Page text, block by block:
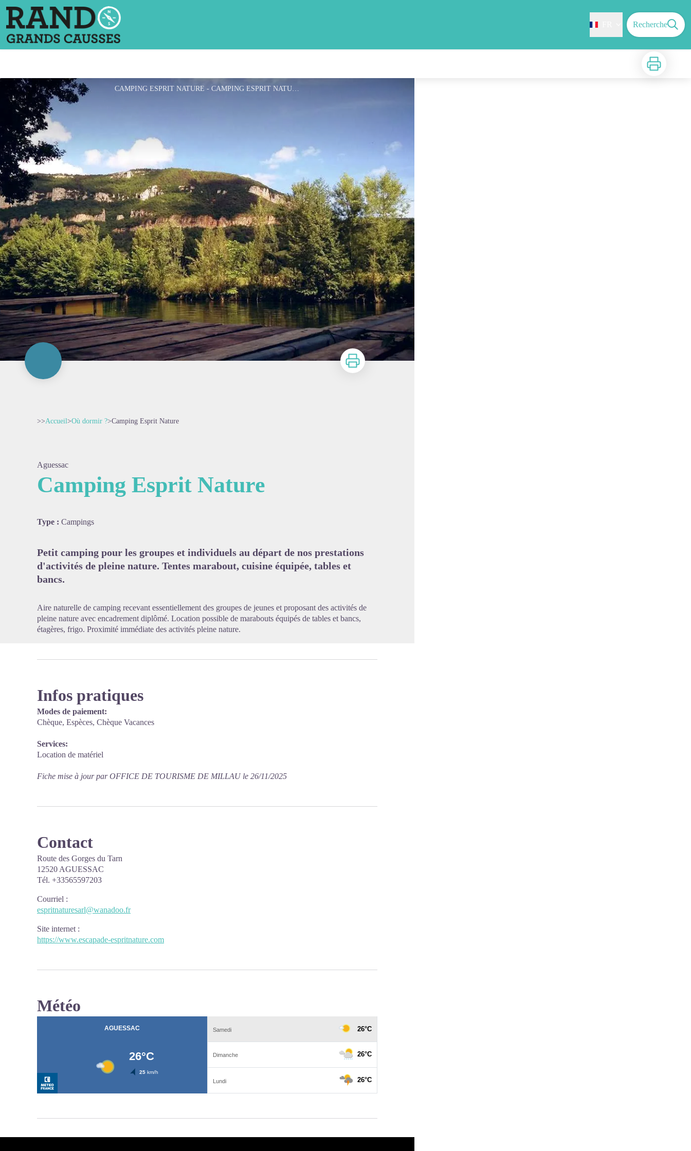
Recherche
Imprimer
CAMPING ESPRIT NATURE - CAMPING ESPRIT NATURE
Imprimer
>>Accueil>Où dormir ?>Camping Esprit Nature
Aguessac
Camping Esprit Nature
Type : Campings
Petit camping pour les groupes et individuels au départ de nos prestations
d'activités de pleine nature. Tentes marabout, cuisine équipée, tables et
bancs.
Aire naturelle de camping recevant essentiellement des groupes de jeunes et proposant des activités de
pleine nature avec encadrement diplômé. Location possible de marabouts équipés de tables et bancs,
étagères, frigo. Proximité immédiate des activités pleine nature.
Infos pratiques
Modes de paiement:
Chèque, Espèces, Chèque Vacances
Services:
Location de matériel
Fiche mise à jour par OFFICE DE TOURISME DE MILLAU le 26/11/2025
Contact
Route des Gorges du Tarn
12520 AGUESSAC
Tél. +33565597203
Courriel :
espritnaturesarl@wanadoo.fr
Site internet :
https://www.escapade-espritnature.com
Météo